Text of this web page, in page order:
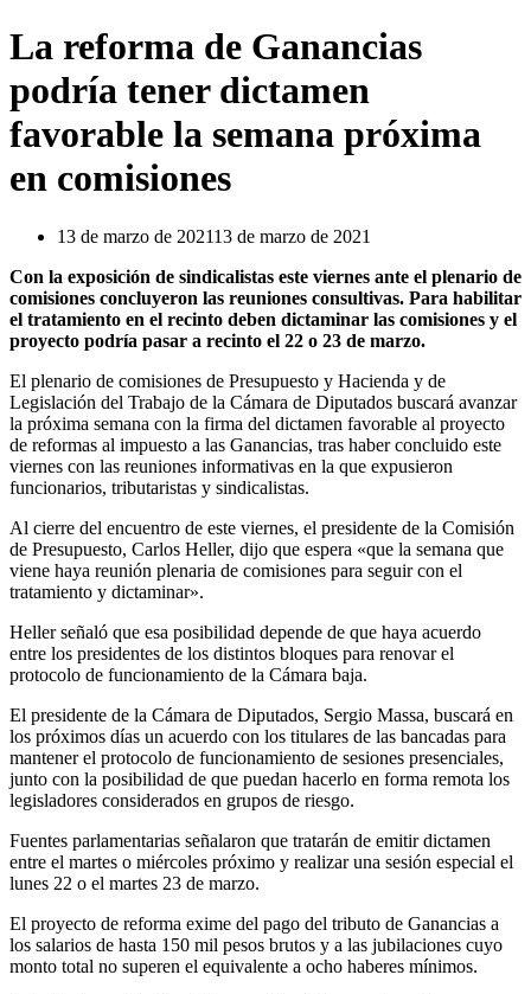
La reforma de Ganancias
podría tener dictamen
favorable la semana próxima
en comisiones
13 de marzo de 202113 de marzo de 2021
Con la exposición de sindicalistas este viernes ante el plenario de
comisiones concluyeron las reuniones consultivas. Para habilitar
el tratamiento en el recinto deben dictaminar las comisiones y el
proyecto podría pasar a recinto el 22 o 23 de marzo.
El plenario de comisiones de Presupuesto y Hacienda y de
Legislación del Trabajo de la Cámara de Diputados buscará avanzar
la próxima semana con la firma del dictamen favorable al proyecto
de reformas al impuesto a las Ganancias, tras haber concluido este
viernes con las reuniones informativas en la que expusieron
funcionarios, tributaristas y sindicalistas.
Al cierre del encuentro de este viernes, el presidente de la Comisión
de Presupuesto, Carlos Heller, dijo que espera «que la semana que
viene haya reunión plenaria de comisiones para seguir con el
tratamiento y dictaminar».
Heller señaló que esa posibilidad depende de que haya acuerdo
entre los presidentes de los distintos bloques para renovar el
protocolo de funcionamiento de la Cámara baja.
El presidente de la Cámara de Diputados, Sergio Massa, buscará en
los próximos días un acuerdo con los titulares de las bancadas para
mantener el protocolo de funcionamiento de sesiones presenciales,
junto con la posibilidad de que puedan hacerlo en forma remota los
legisladores considerados en grupos de riesgo.
Fuentes parlamentarias señalaron que tratarán de emitir dictamen
entre el martes o miércoles próximo y realizar una sesión especial el
lunes 22 o el martes 23 de marzo.
El proyecto de reforma exime del pago del tributo de Ganancias a
los salarios de hasta 150 mil pesos brutos y a las jubilaciones cuyo
monto total no superen el equivalente a ocho haberes mínimos.